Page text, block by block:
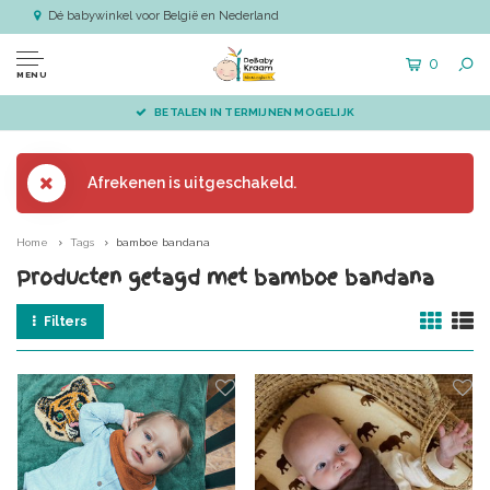
Dé babywinkel voor België en Nederland
MENU
0
BETALEN IN TERMIJNEN MOGELIJK
Afrekenen is uitgeschakeld.
Home Tags bamboe bandana
Producten getagd met bamboe bandana
Filters